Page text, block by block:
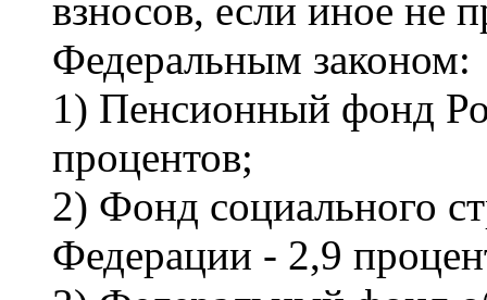
взносов, если иное не
Федеральным законом:
1) Пенсионный фонд
процентов;
2) Фонд социального
Федерации - 2,9